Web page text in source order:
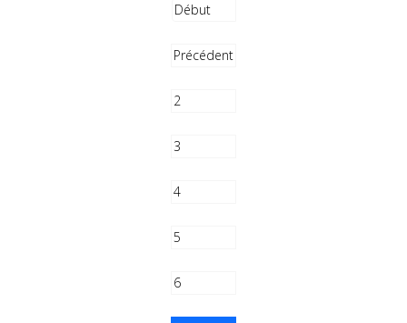
Début
Précédent
2
3
4
5
6